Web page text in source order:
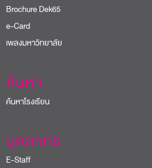
Brochure Dek65
e-Card
เพลงมหาวิทยาลัย
ค้นหา
ค้นหาโรงเรียน
บุคลากร
E-Staff